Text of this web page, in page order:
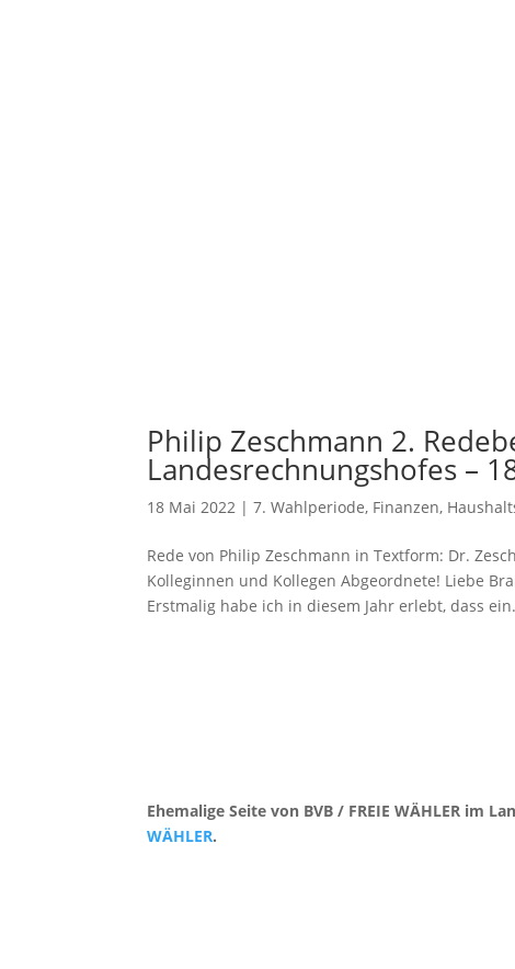
Philip Zeschmann 2.
Landesrechnungshofes –
18 Mai 2022 |7. Wahlperiode, Finanzen,
Rede von Philip Zeschmann in Textform: Dr.
Kolleginnen und Kollegen Abgeordnete! Liebe
Erstmalig habe ich in diesem Jahr erlebt, dass
Ehemalige Seite von BVB / FREIE WÄHLER im
WÄHLER.